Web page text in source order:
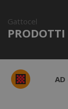
Gattocel
PRODOTTI
AD